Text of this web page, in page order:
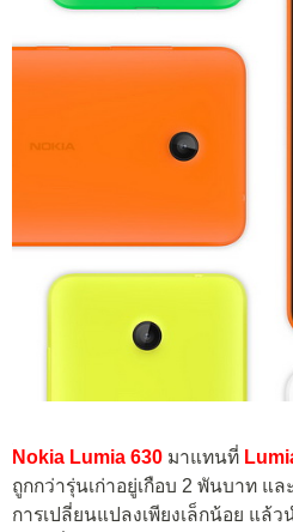
Nokia Lumia 630 มาแทนที่
ถูกกว่ารุ่นเก่าอยู่เกือบ 2 พันบาท แ
การเปลี่ยนแปลงเพียงเล็กน้อย แล้